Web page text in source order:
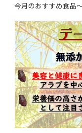
今月のおすすめ食品